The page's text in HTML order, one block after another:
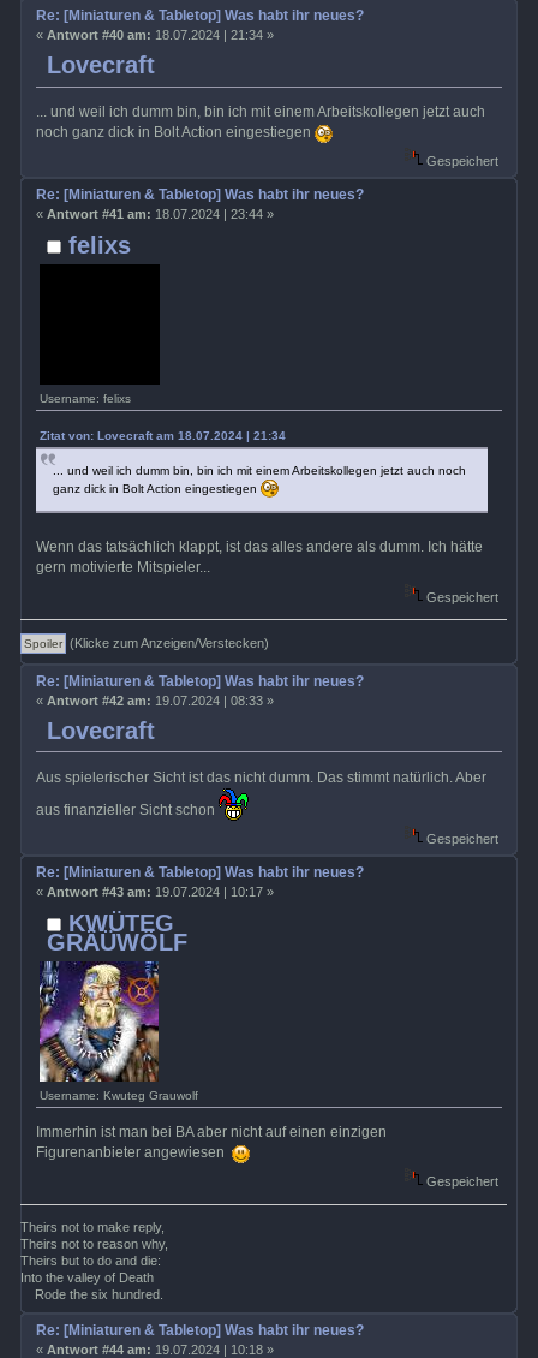
Lovecraft
Re: [Miniaturen & Tabletop] Was habt ihr neues?
« Antwort #40 am: 18.07.2024 | 21:34 »
... und weil ich dumm bin, bin ich mit einem Arbeitskollegen jetzt auch
noch ganz dick in Bolt Action eingestiegen
Gespeichert
felixs
Username: felixs
Re: [Miniaturen & Tabletop] Was habt ihr neues?
« Antwort #41 am: 18.07.2024 | 23:44 »
Zitat von: Lovecraft am 18.07.2024 | 21:34
... und weil ich dumm bin, bin ich mit einem Arbeitskollegen jetzt auch noch
ganz dick in Bolt Action eingestiegen
Wenn das tatsächlich klappt, ist das alles andere als dumm. Ich hätte
gern motivierte Mitspieler...
Gespeichert
(Klicke zum Anzeigen/Verstecken)
Lovecraft
Re: [Miniaturen & Tabletop] Was habt ihr neues?
« Antwort #42 am: 19.07.2024 | 08:33 »
Aus spielerischer Sicht ist das nicht dumm. Das stimmt natürlich. Aber
aus finanzieller Sicht schon
Gespeichert
KWÜTEG
GRÄÜWÖLF
Username: Kwuteg Grauwolf
Re: [Miniaturen & Tabletop] Was habt ihr neues?
« Antwort #43 am: 19.07.2024 | 10:17 »
Immerhin ist man bei BA aber nicht auf einen einzigen
Figurenanbieter angewiesen
Gespeichert
Theirs not to make reply,
Theirs not to reason why,
Theirs but to do and die:
Into the valley of Death
Rode the six hundred.
Re: [Miniaturen & Tabletop] Was habt ihr neues?
« Antwort #44 am: 19.07.2024 | 10:18 »